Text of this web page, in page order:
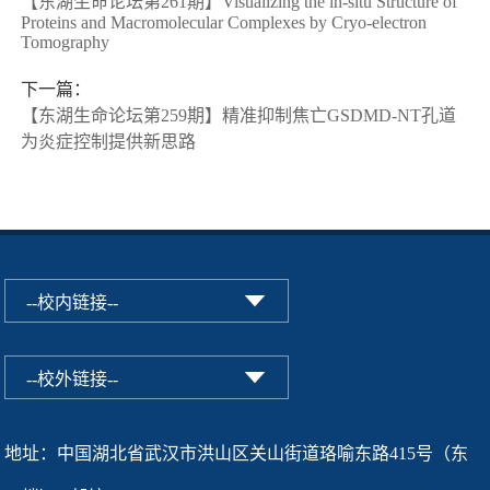
Proteins and Macromolecular Complexes by Cryo-electron
Tomography
下一篇：
【东湖生命论坛第259期】精准抑制焦亡GSDMD-NT孔道
为炎症控制提供新思路
地址：中国湖北省武汉市洪山区关山街道珞喻东路415号（东